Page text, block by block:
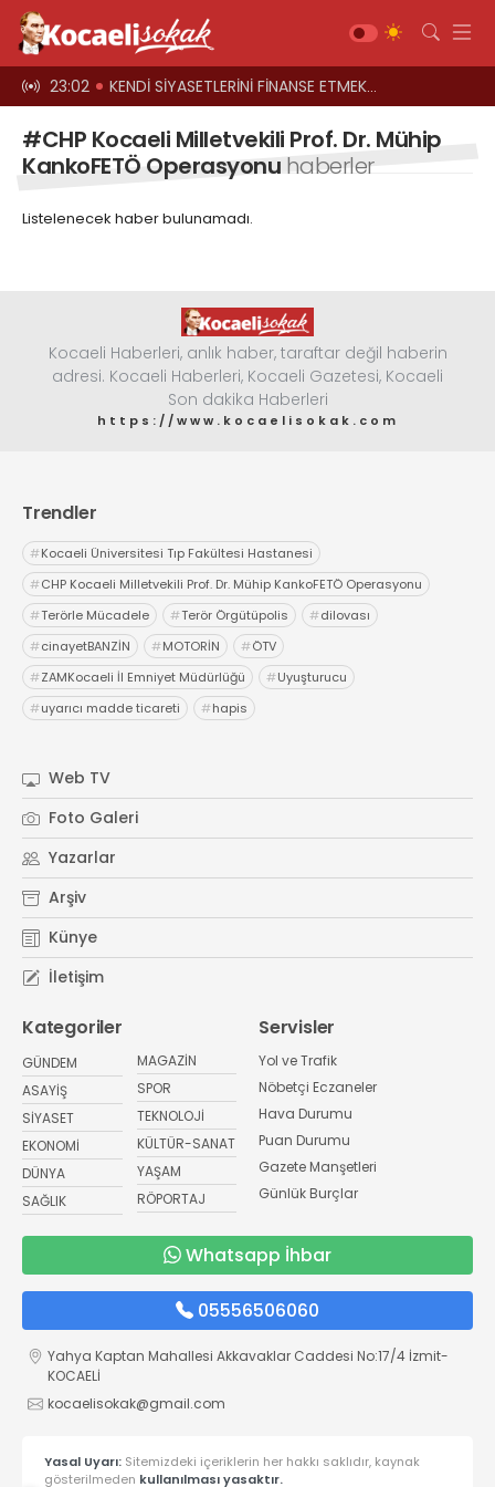
oyun 23:02 KENDİ SİYASETLERİNİ FİNANSE ETMEK İÇİN KOCAELİ'Yİ HARCIYORLAR
#CHP Kocaeli Milletvekili Prof. Dr. Mühip
KankoFETÖ Operasyonu haberler
Listelenecek haber bulunamadı.
Kocaeli Haberleri, anlık haber, taraftar değil haberin
adresi. Kocaeli Haberleri, Kocaeli Gazetesi, Kocaeli
Son dakika Haberleri
https://www.kocaelisokak.com
Trendler
#Kocaeli Üniversitesi Tıp Fakültesi Hastanesi
#CHP Kocaeli Milletvekili Prof. Dr. Mühip KankoFETÖ Operasyonu
#Terörle Mücadele #Terör Örgütüpolis #dilovası
#cinayetBANZİN #MOTORİN #ÖTV
#ZAMKocaeli İl Emniyet Müdürlüğü #Uyuşturucu
#uyarıcı madde ticareti #hapis
Web TV
Foto Galeri
Yazarlar
Arşiv
Künye
İletişim
Kategoriler
GÜNDEM
ASAYİŞ
SİYASET
EKONOMİ
DÜNYA
SAĞLIK
MAGAZİN
SPOR
TEKNOLOJİ
KÜLTÜR-SANAT
YAŞAM
RÖPORTAJ
Servisler
Yol ve Trafik
Nöbetçi Eczaneler
Hava Durumu
Puan Durumu
Gazete Manşetleri
Günlük Burçlar
Whatsapp İhbar
05556506060
Yahya Kaptan Mahallesi Akkavaklar Caddesi No:17/4 İzmit-
KOCAELİ
kocaelisokak@gmail.com
Yasal Uyarı: Sitemizdeki içeriklerin her hakkı saklıdır, kaynak
gösterilmeden kullanılması yasaktır.
Siyaset
Magazin
Spor
Diğer
Teknoloji
Yahya Kaptan Mahallesi
Akkavaklar Caddesi No:17/4 İzmit-
KOCAELİ
kocaelisokak@gmail.com